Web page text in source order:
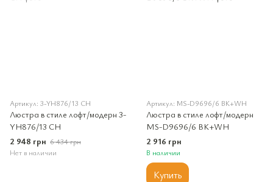
Артикул: 3-YH876/13 CH
Люстра в стиле лофт/модерн 3-
YH876/13 CH
2 948 грн 6 434 грн
Нет в наличии
Артикул: MS-D9696/6 BK+WH
Люстра в стиле лофт/модерн
MS-D9696/6 BK+WH
2 916 грн
В наличии
Купить